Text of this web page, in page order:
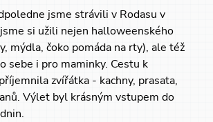
jsme strávili v Rodasu v
si užili nejen halloweenského
mýdla, čoko pomáda na rty), ale též
sebe i pro maminky. Cestu k
zvířátka - kachny, prasata,
Výlet byl krásným vstupem do